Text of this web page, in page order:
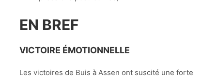
EN BREF
VICTOIRE ÉMOTIONNELLE
Les victoires de Buis à Assen ont suscité une forte